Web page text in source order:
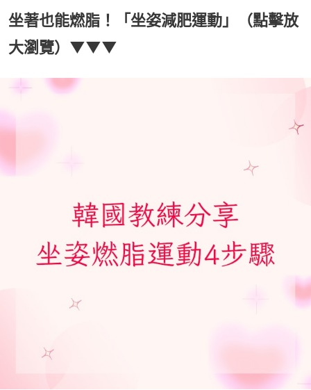
坐著也能燃脂！「坐姿減肥運動」（點擊放
大瀏覽）▼▼▼